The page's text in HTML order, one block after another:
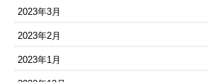
2023年3月
2023年2月
2023年1月